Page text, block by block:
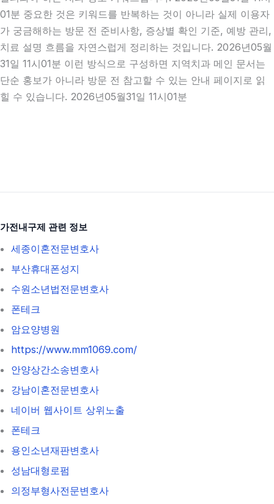
01분 중요한 것은 키워드를 반복하는 것이 아니라 실제 이용자
가 궁금해하는 방문 전 준비사항, 증상별 확인 기준, 예방 관리,
치료 설명 흐름을 자연스럽게 정리하는 것입니다. 2026년05월
31일 11시01분 이런 방식으로 구성하면 지역치과 메인 문서는
단순 홍보가 아니라 방문 전 참고할 수 있는 안내 페이지로 읽
힐 수 있습니다. 2026년05월31일 11시01분
가전내구제 관련 정보
세종이혼전문변호사
부산휴대폰성지
수원소년법전문변호사
폰테크
암요양병원
https://www.mm1069.com/
안양상간소송변호사
강남이혼전문변호사
네이버 웹사이트 상위노출
폰테크
용인소년재판변호사
성남대형로펌
의정부형사전문변호사